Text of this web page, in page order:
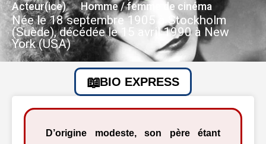
Acteur(ice) Homme / femme de cinéma
Née le 18 septembre 1905 à Stockholm
(Suède), décédée le 15 avril 1990 à New
York (USA)
BIO EXPRESS
D’origine modeste, son père étant